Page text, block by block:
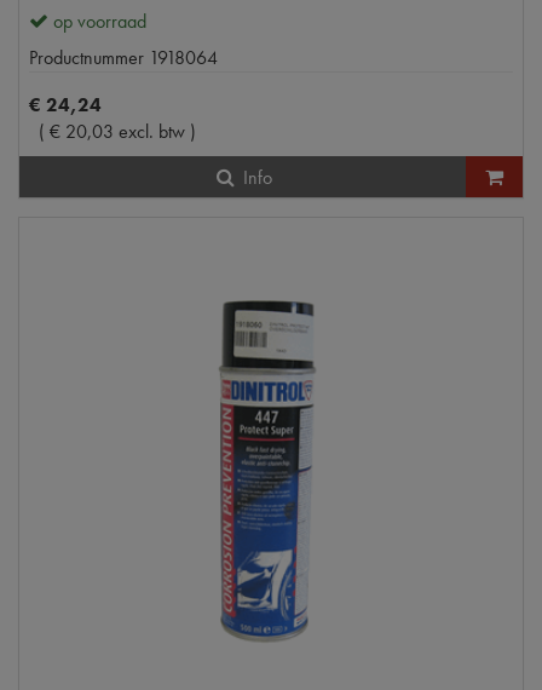
op voorraad
Productnummer 1918064
€ 24,24
( € 20,03 excl. btw )
Info